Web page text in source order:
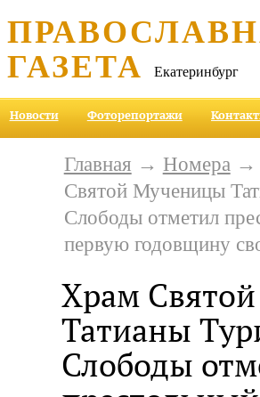
ГАЗЕТА Екатеринбург
Новости Фоторепортажи
Главная → Номера
Святой Мученицы
Слободы отметил
первую годовщину
Храм
Татианы
Слободы